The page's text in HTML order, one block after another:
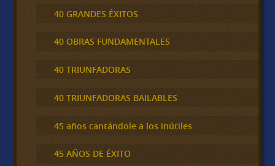
40 GRANDES ÉXITOS
40 OBRAS FUNDAMENTALES
40 TRIUNFADORAS
40 TRIUNFADORAS BAILABLES
45 años cantándole a los inútiles
45 AÑOS DE ÉXITO